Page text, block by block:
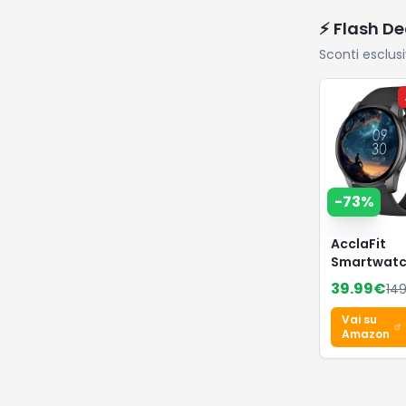
⚡ Flash
Sconti
-73%
AcclaFit
Uomo
Chiamate
Bluetooth,
Orologio
Rotondo da
39.99€
Vai su
Amazon